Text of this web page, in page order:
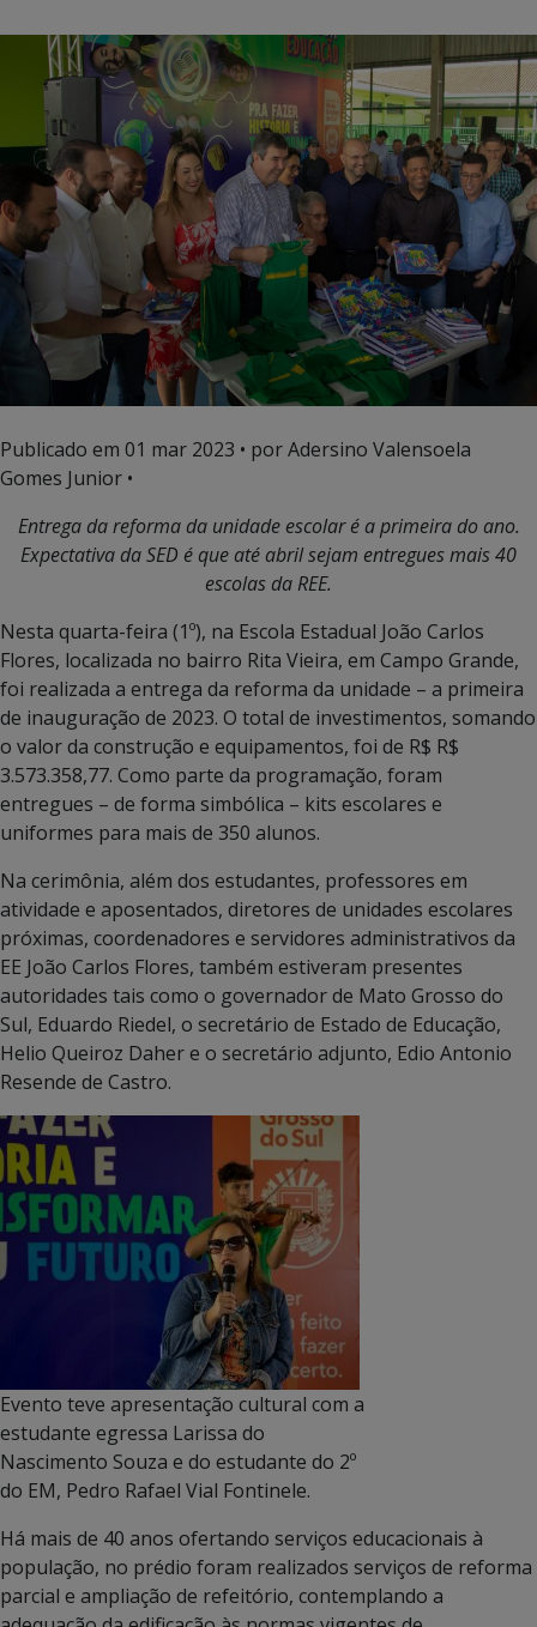
Publicado em 01 mar 2023 • por Adersino Valensoela
Gomes Junior •
Entrega da reforma da unidade escolar é a primeira do ano.
Expectativa da SED é que até abril sejam entregues mais 40
escolas da REE.
Nesta quarta-feira (1º), na Escola Estadual João Carlos
Flores, localizada no bairro Rita Vieira, em Campo Grande,
foi realizada a entrega da reforma da unidade – a primeira
de inauguração de 2023. O total de investimentos, somando
o valor da construção e equipamentos, foi de R$ R$
3.573.358,77. Como parte da programação, foram
entregues – de forma simbólica – kits escolares e
uniformes para mais de 350 alunos.
Na cerimônia, além dos estudantes, professores em
atividade e aposentados, diretores de unidades escolares
próximas, coordenadores e servidores administrativos da
EE João Carlos Flores, também estiveram presentes
autoridades tais como o governador de Mato Grosso do
Sul, Eduardo Riedel, o secretário de Estado de Educação,
Helio Queiroz Daher e o secretário adjunto, Edio Antonio
Resende de Castro.
Evento teve apresentação cultural com a
estudante egressa Larissa do
Nascimento Souza e do estudante do 2º
do EM, Pedro Rafael Vial Fontinele.
Há mais de 40 anos ofertando serviços educacionais à
população, no prédio foram realizados serviços de reforma
parcial e ampliação de refeitório, contemplando a